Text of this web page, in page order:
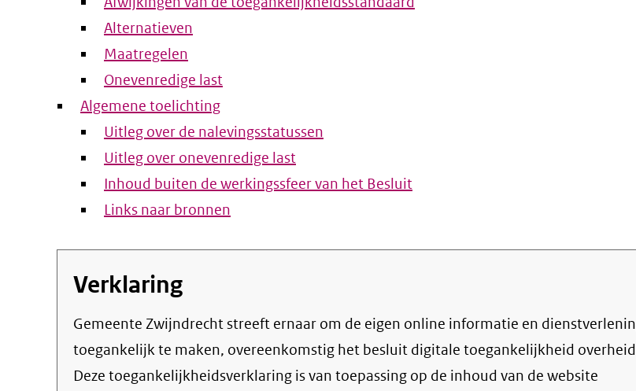
Alternatieven
Maatregelen
Onevenredige last
Algemene toelichting
Uitleg over de nalevingsstatussen
Uitleg over onevenredige last
Inhoud buiten de werkingssfeer van het Besluit
Links naar bronnen
Verklaring
Gemeente Zwijndrecht streeft ernaar om de eigen online informatie en dienstverlening
toegankelijk te maken, overeenkomstig het besluit digitale toegankelijkheid overheid
Deze toegankelijkheidsverklaring is van toepassing op de inhoud van de website